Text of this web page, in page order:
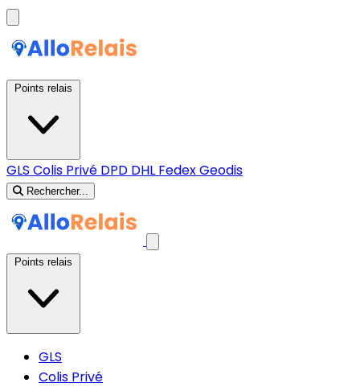
GLS Colis Privé DPD DHL FedexGeodis
Rechercher...
GLS
Colis Privé